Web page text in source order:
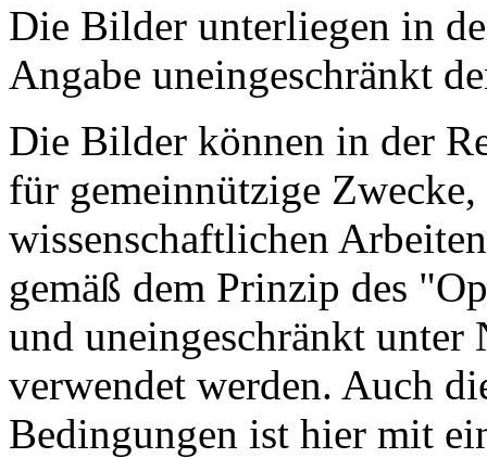
Die Bilder unterliegen in
Angabe uneingeschränkt
Die Bilder können in der
für gemeinnützige
wissenschaftlichen
gemäß dem Prinzip des
und uneingeschränkt unter
verwendet werden. Auch
Bedingungen ist hier mit